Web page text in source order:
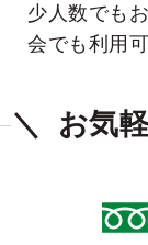
少人数でも
会でも利用
お気